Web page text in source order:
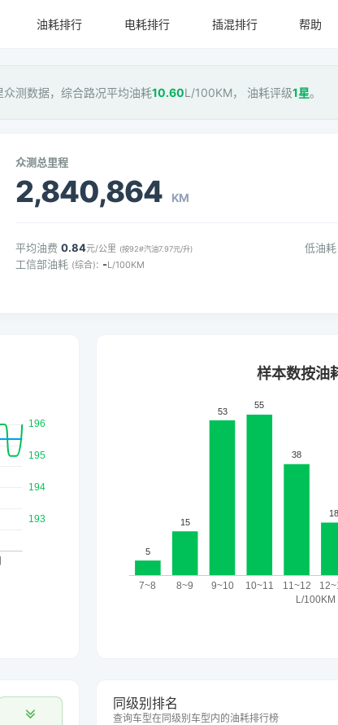
油耗排行 电耗排行 插混排行 帮助
众测数据，综合路况平均油耗10.60L/100KM， 油耗评级1星。
众测总里程
2,840,864 KM
平均油费 0.84元/公里 (按92#汽油7.97元/升)
工信部油耗 (综合): -L/100KM
低油耗
同级别排名
查询车型在同级别车型内的油耗排行榜